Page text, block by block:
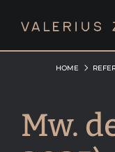
HOME
Mw.